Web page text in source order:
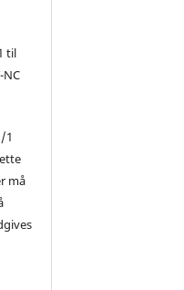
til
NC
1
må